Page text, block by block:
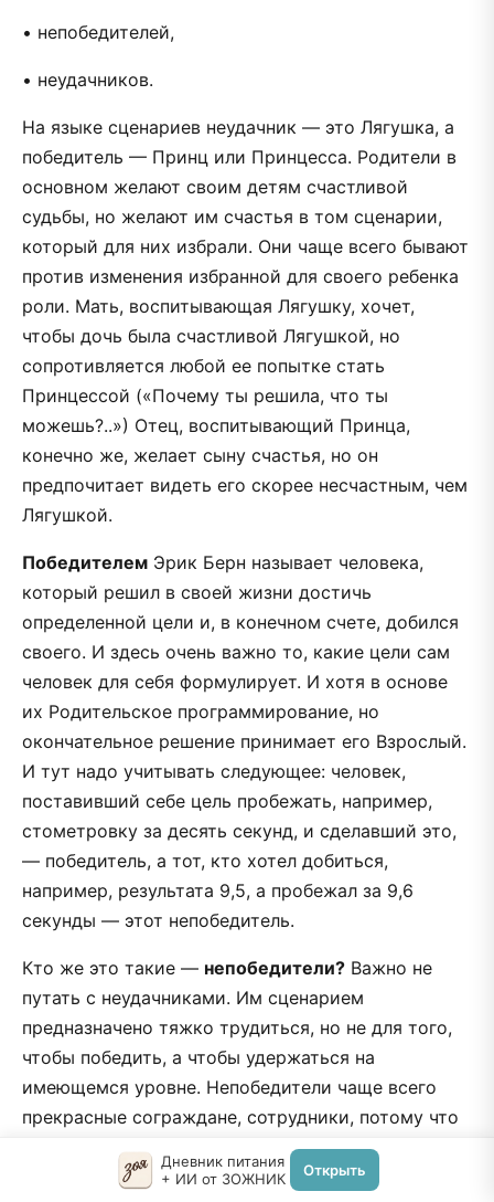
• непобедителей,
• неудачников.
На языке сценариев неудачник — это Лягушка, а
победитель — Принц или Принцесса. Родители в
основном желают своим детям счастливой
судьбы, но желают им счастья в том сценарии,
который для них избрали. Они чаще всего бывают
против изменения избранной для своего ребенка
роли. Мать, воспитывающая Лягушку, хочет,
чтобы дочь была счастливой Лягушкой, но
сопротивляется любой ее попытке стать
Принцессой («Почему ты решила, что ты
можешь?..») Отец, воспитывающий Принца,
конечно же, желает сыну счастья, но он
предпочитает видеть его скорее несчастным, чем
Лягушкой.
Победителем Эрик Берн называет человека,
который решил в своей жизни достичь
определенной цели и, в конечном счете, добился
своего. И здесь очень важно то, какие цели сам
человек для себя формулирует. И хотя в основе
их Родительское программирование, но
окончательное решение принимает его Взрослый.
И тут надо учитывать следующее: человек,
поставивший себе цель пробежать, например,
стометровку за десять секунд, и сделавший это,
— победитель, а тот, кто хотел добиться,
например, результата 9,5, а пробежал за 9,6
секунды — этот непобедитель.
Кто же это такие — непобедители? Важно не
путать с неудачниками. Им сценарием
предназначено тяжко трудиться, но не для того,
чтобы победить, а чтобы удержаться на
имеющемся уровне. Hепобедители чаще всего
прекрасные сограждане, сотрудники, потому что
всегда лояльны и благодарны судьбе, что бы она
им ни принесла. Проблем они никому не создают.
Дневник питания
+ ИИ от ЗОЖНИК
Открыть